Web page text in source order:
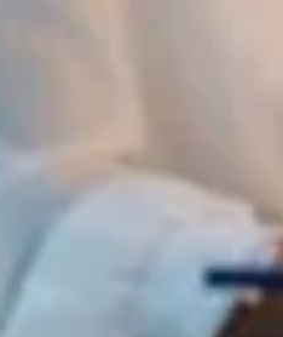
netwerk
bij...
keep you informed and